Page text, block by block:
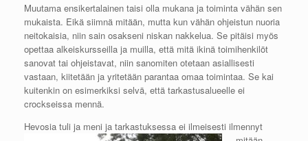
Muutama ensikertalainen taisi olla mukana ja toiminta vähän sen
mukaista. Eikä siimnä mitään, mutta kun vähän ohjeistun nuoria
neitokaisia, niin sain osakseni niskan nakkelua. Se pitäisi myös
opettaa alkeiskursseilla ja muilla, että mitä ikinä toimihenkilöt
sanovat tai ohjeistavat, niin sanomiten otetaan asiallisesti
vastaan, kiitetään ja yritetään parantaa omaa toimintaa. Se kai
kuitenkin on esimerkiksi selvä, että tarkastusalueelle ei
crockseissa mennä.
Hevosia tuli ja meni ja tarkastuksessa ei ilmeisesti ilmennyt